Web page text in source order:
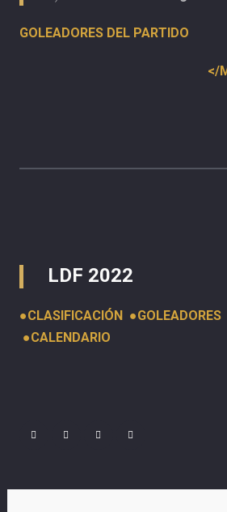
GOLEADORES DEL PARTIDO
</
LDF 2022
●CLASIFICACIÓN ●GOLEADORES
●CALENDARIO